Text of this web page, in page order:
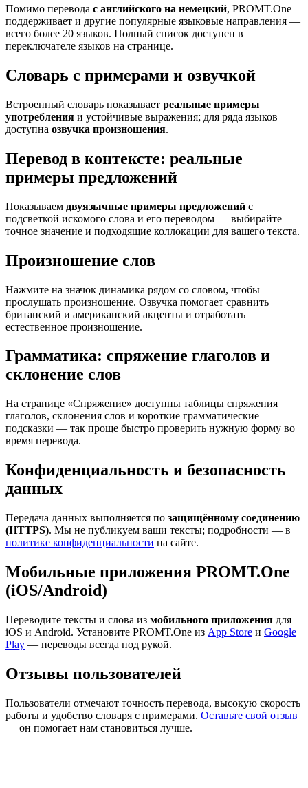
Помимо перевода с английского на немецкий, PROMT.One
поддерживает и другие популярные языковые направления —
всего более 20 языков. Полный список доступен в
переключателе языков на странице.
Словарь с примерами и озвучкой
Встроенный словарь показывает реальные примеры
употребления и устойчивые выражения; для ряда языков
доступна озвучка произношения.
Перевод в контексте: реальные
примеры предложений
Показываем двуязычные примеры предложений с
подсветкой искомого слова и его переводом — выбирайте
точное значение и подходящие коллокации для вашего текста.
Произношение слов
Нажмите на значок динамика рядом со словом, чтобы
прослушать произношение. Озвучка помогает сравнить
британский и американский акценты и отработать
естественное произношение.
Грамматика: спряжение глаголов и
склонение слов
На странице «Спряжение» доступны таблицы спряжения
глаголов, склонения слов и короткие грамматические
подсказки — так проще быстро проверить нужную форму во
время перевода.
Конфиденциальность и безопасность
данных
Передача данных выполняется по защищённому соединению
(HTTPS). Мы не публикуем ваши тексты; подробности — в
политике конфиденциальности на сайте.
Мобильные приложения PROMT.One
(iOS/Android)
Переводите тексты и слова из мобильного приложения для
iOS и Android. Установите PROMT.One из App Store и Google
Play — переводы всегда под рукой.
Отзывы пользователей
Пользователи отмечают точность перевода, высокую скорость
работы и удобство словаря с примерами. Оставьте свой отзыв
— он помогает нам становиться лучше.